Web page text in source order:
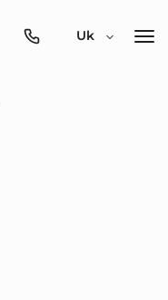
0800-
Uk